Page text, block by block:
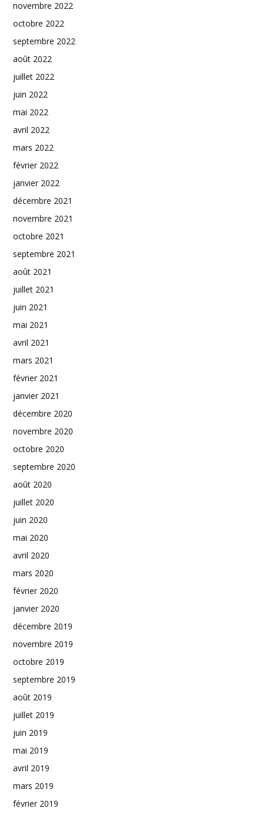
novembre 2022
octobre 2022
septembre 2022
août 2022
juillet 2022
juin 2022
mai 2022
avril 2022
mars 2022
février 2022
janvier 2022
décembre 2021
novembre 2021
octobre 2021
septembre 2021
août 2021
juillet 2021
juin 2021
mai 2021
avril 2021
mars 2021
février 2021
janvier 2021
décembre 2020
novembre 2020
octobre 2020
septembre 2020
août 2020
juillet 2020
juin 2020
mai 2020
avril 2020
mars 2020
février 2020
janvier 2020
décembre 2019
novembre 2019
octobre 2019
septembre 2019
août 2019
juillet 2019
juin 2019
mai 2019
avril 2019
mars 2019
février 2019